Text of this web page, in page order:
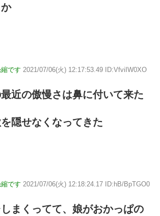
です 2021/07/06(火) 12:17:53.49 ID:VfviIW0XO
近の傲慢さは鼻に付いて来た
隠せなくなってきた
です 2021/07/06(火) 12:18:24.17 ID:hB/BpTGO0
まくってて、娘がおかっぱの